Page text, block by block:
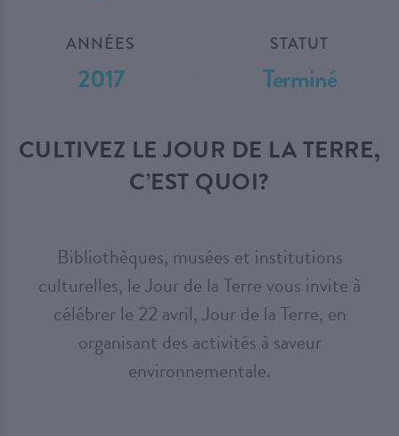
ANNÉES
2017
STATUT
Terminé
CULTIVEZ LE JOUR DE LA TERRE,
C’EST QUOI?
Bibliothèques, musées et institutions
culturelles, le Jour de la Terre vous invite à
célébrer le 22 avril, Jour de la Terre, en
organisant des activités à saveur
environnementale.